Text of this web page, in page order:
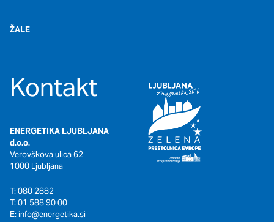
ŽALE
Kontakt
ENERGETIKA LJUBLJANA
d.o.o.
Verovškova ulica 62
1000 Ljubljana
T: 080 2882
T: 01 588 90 00
E:info@energetika.si